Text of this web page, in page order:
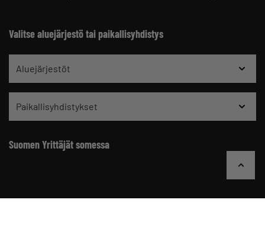
Valitse aluejärjestö tai paikallisyhdistys
Aluejärjestöt
Paikallisyhdistykset
Suomen Yrittäjät somessa